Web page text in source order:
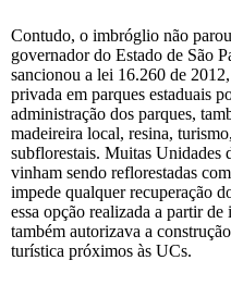
Contudo, o imbróglio não
governador do Estado de São
sancionou a lei 16.260 de
privada em parques estaduais
administração dos parques,
madeireira local, resina,
subflorestais. Muitas Unidades
vinham sendo reflorestadas
impede qualquer recuperação
essa opção realizada a partir
também autorizava a
turística próximos às UCs.